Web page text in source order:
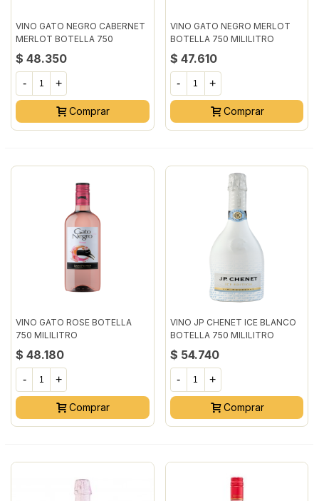
VINO GATO NEGRO CABERNET
MERLOT BOTELLA 750
MILILITRO
$ 48.350
- +
Comprar
VINO GATO NEGRO MERLOT
BOTELLA 750 MILILITRO
$ 47.610
- +
Comprar
VINO GATO ROSE BOTELLA
750 MILILITRO
$ 48.180
- +
Comprar
VINO JP CHENET ICE BLANCO
BOTELLA 750 MILILITRO
$ 54.740
- +
Comprar